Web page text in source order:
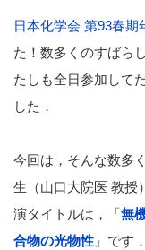
日本化学会 第93春期
た！数多くのすばら
たしも全日参加して
した．
今回は，そんな数多
生（山口大院医 教授
演タイトルは，「無
合物の光物性 」です．